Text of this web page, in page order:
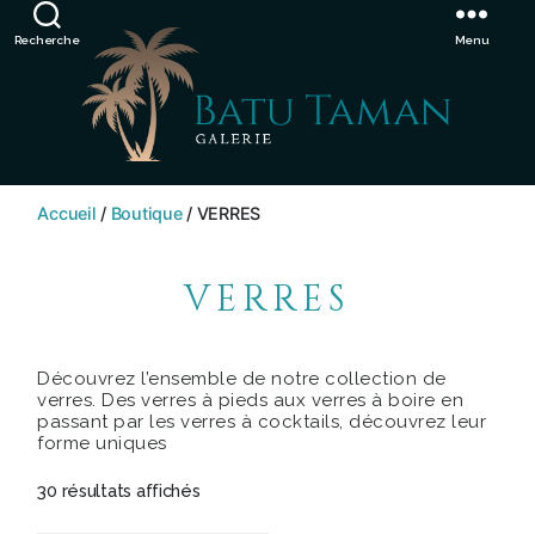
Showroom de Bali, décorations extérieurs et intérieurs Ignorer
Recherche Menu
Accueil / Boutique/ VERRES
VERRES
Découvrez l’ensemble de notre collection de
verres. Des verres à pieds aux verres à boire en
passant par les verres à cocktails, découvrez leur
forme uniques
30 résultats affichés